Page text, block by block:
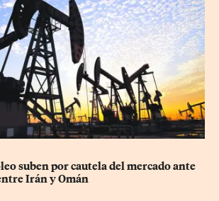
suben por cautela del mercado ante
Irán y Omán